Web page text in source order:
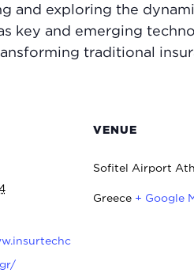
and exploring the
key and emerging
traditional
VENUE
Sofitel Airport
Greece + Google